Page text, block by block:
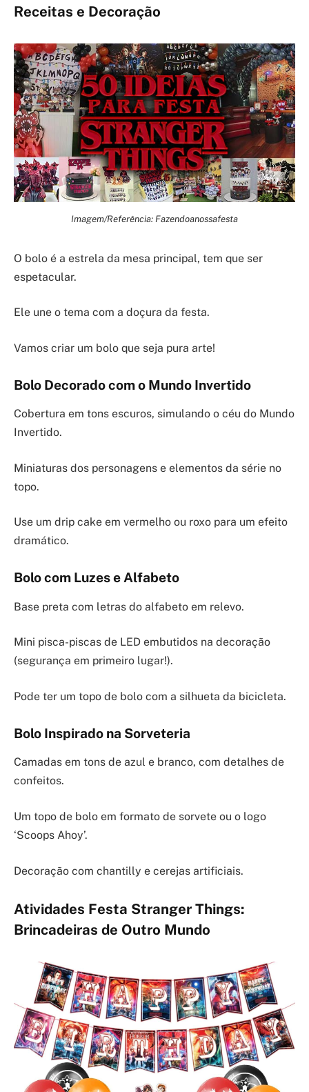
Receitas e Decoração
Imagem/Referência: Fazendoanossafesta
O bolo é a estrela da mesa principal, tem que ser
espetacular.
Ele une o tema com a doçura da festa.
Vamos criar um bolo que seja pura arte!
Bolo Decorado com o Mundo Invertido
Cobertura em tons escuros, simulando o céu do Mundo
Invertido.
Miniaturas dos personagens e elementos da série no
topo.
Use um drip cake em vermelho ou roxo para um efeito
dramático.
Bolo com Luzes e Alfabeto
Base preta com letras do alfabeto em relevo.
Mini pisca-piscas de LED embutidos na decoração
(segurança em primeiro lugar!).
Pode ter um topo de bolo com a silhueta da bicicleta.
Bolo Inspirado na Sorveteria
Camadas em tons de azul e branco, com detalhes de
confeitos.
Um topo de bolo em formato de sorvete ou o logo
‘Scoops Ahoy’.
Decoração com chantilly e cerejas artificiais.
Atividades Festa Stranger Things:
Brincadeiras de Outro Mundo